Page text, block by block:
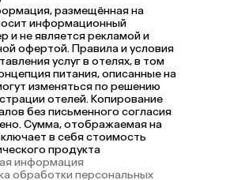
размещённая на
информационный
и не является рекламой и
офертой. Правила и условия
услуг в отелях, в том
питания, описанные на
изменяться по решению
отелей. Копирование
без письменного согласия
Сумма, отображаемая на
в себя стоимость
продукта
информация
обработки персональных